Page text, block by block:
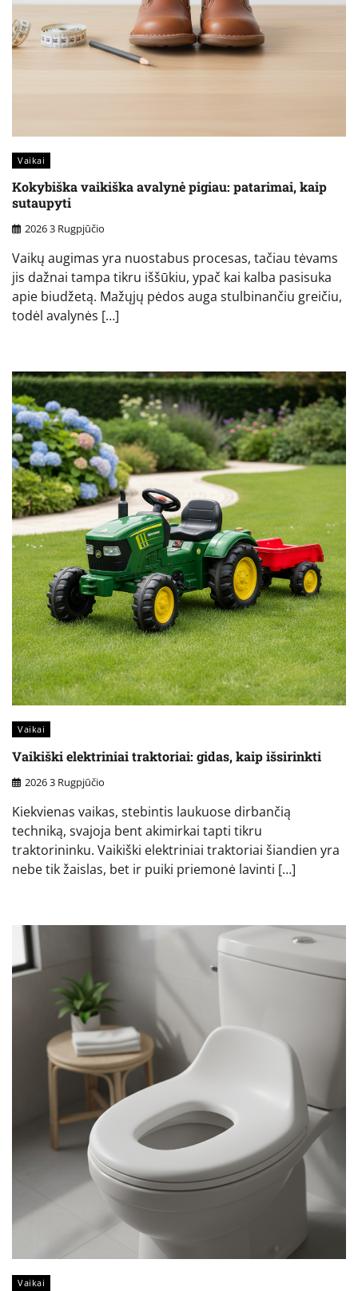
Vaikai
Kokybiška vaikiška avalynė pigiau: patarimai, kaip
sutaupyti
2026 3 Rugpjūčio
Vaikų augimas yra nuostabus procesas, tačiau tėvams
jis dažnai tampa tikru iššūkiu, ypač kai kalba pasisuka
apie biudžetą. Mažųjų pėdos auga stulbinančiu greičiu,
todėl avalynės […]
Vaikai
Vaikiški elektriniai traktoriai: gidas, kaip išsirinkti
2026 3 Rugpjūčio
Kiekvienas vaikas, stebintis laukuose dirbančią
techniką, svajoja bent akimirkai tapti tikru
traktorininku. Vaikiški elektriniai traktoriai šiandien yra
nebe tik žaislas, bet ir puiki priemonė lavinti […]
Vaikai